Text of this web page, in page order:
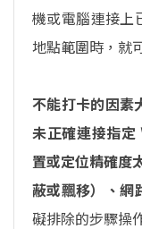
機或電腦連接上
地點範圍時，就
不能打卡的因素
未正確連接指定
置或定位精確度
蔽或飄移）、網
礙排除的步驟操